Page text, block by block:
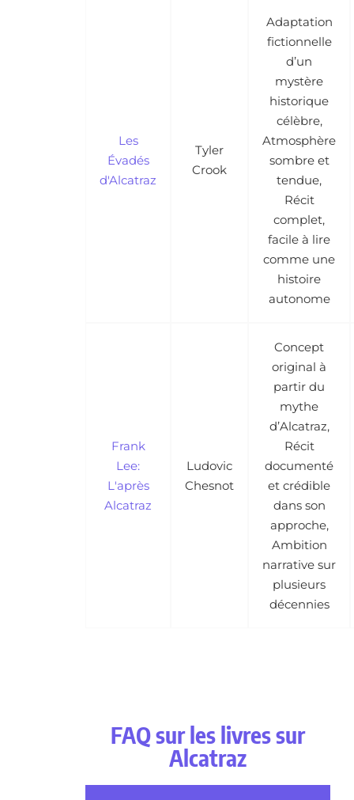
Les
Évadés
d'Alcatraz
Tyler
Crook
Adaptation
fictionnelle
d’un
mystère
historique
célèbre,
Atmosphère
sombre et
tendue,
Récit
complet,
facile à lire
comme une
histoire
autonome
Frank
Lee:
L'après
Alcatraz
Ludovic
Chesnot
Concept
original à
partir du
mythe
d’Alcatraz,
Récit
documenté
et crédible
dans son
approche,
Ambition
narrative sur
plusieurs
décennies
FAQ sur les livres sur
Alcatraz